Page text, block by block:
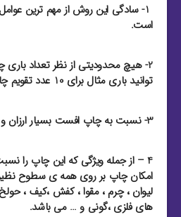
1- سادگی این روش از مهم ترین
است.
2- هیچ محدودیتی از نظر تعداد
توانید باری مثال برای 10 عدد تقویم چاپ بزنید.
3- نسبت به چاپ افست بسیار ارزان و مقرون به صرفه می باشد.
4 – از جمله ویژگی که این چاپ را
امکان چاپ بر روی همه ی سطوح نظیر
لیوان ، چرم ، مقوا ، کفش ،کیف ،
های فلزی ،گونی و … می باشد.